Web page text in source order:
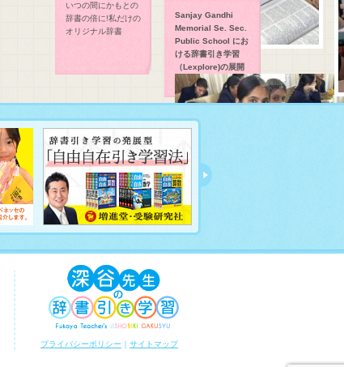
いつの間にかもとの
辞書の倍に!私だけの
オリジナル辞書
Sanjay Gandhi
Memorial Se. Sec.
Public School にお
ける辞書引き学習
（Lexplore)の展開
Sanjay Gandhi
Public School にお
プライバシーポリシー ｜ サイトマップ